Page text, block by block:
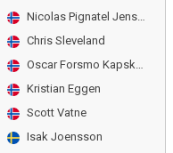
Nicolas Pignatel Jenssen
Chris Sleveland
Oscar Forsmo Kapskarmo
Kristian Eggen
Scott Vatne
Isak Joensson